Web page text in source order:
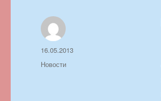
Автор
Опубликовано
16.05.2013
Рубрики
Новости